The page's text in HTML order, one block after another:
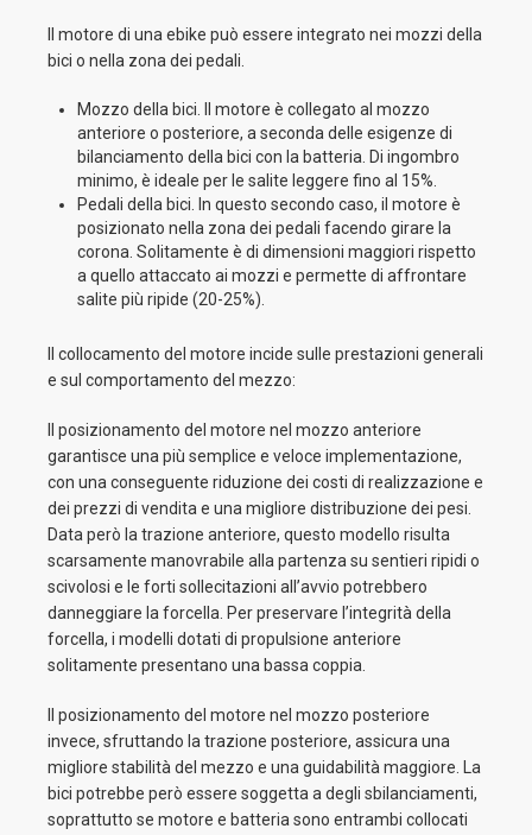
Il motore di una ebike può essere integrato nei mozzi della
bici o nella zona dei pedali.
Mozzo della bici. Il motore è collegato al mozzo
anteriore o posteriore, a seconda delle esigenze di
bilanciamento della bici con la batteria. Di ingombro
minimo, è ideale per le salite leggere fino al 15%.
Pedali della bici. In questo secondo caso, il motore è
posizionato nella zona dei pedali facendo girare la
corona. Solitamente è di dimensioni maggiori rispetto
a quello attaccato ai mozzi e permette di affrontare
salite più ripide (20-25%).
Il collocamento del motore incide sulle prestazioni generali
e sul comportamento del mezzo:
Il posizionamento del motore nel mozzo anteriore
garantisce una più semplice e veloce implementazione,
con una conseguente riduzione dei costi di realizzazione e
dei prezzi di vendita e una migliore distribuzione dei pesi.
Data però la trazione anteriore, questo modello risulta
scarsamente manovrabile alla partenza su sentieri ripidi o
scivolosi e le forti sollecitazioni all’avvio potrebbero
danneggiare la forcella. Per preservare l’integrità della
forcella, i modelli dotati di propulsione anteriore
solitamente presentano una bassa coppia.
Il posizionamento del motore nel mozzo posteriore
invece, sfruttando la trazione posteriore, assicura una
migliore stabilità del mezzo e una guidabilità maggiore. La
bici potrebbe però essere soggetta a degli sbilanciamenti,
soprattutto se motore e batteria sono entrambi collocati